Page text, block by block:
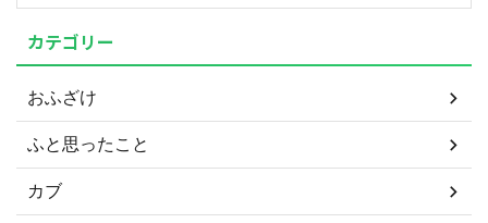
カテゴリー
おふざけ
ふと思ったこと
カブ